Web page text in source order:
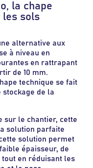
la chape
sols
alternative aux
à niveau en
en rattrapant
de 10 mm.
technique se fait
stockage de la
sur le chantier, cette
solution parfaite
solution permet
épaisseur, de
en réduisant les